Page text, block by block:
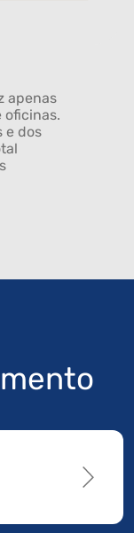
apenas
oficinas.
e dos